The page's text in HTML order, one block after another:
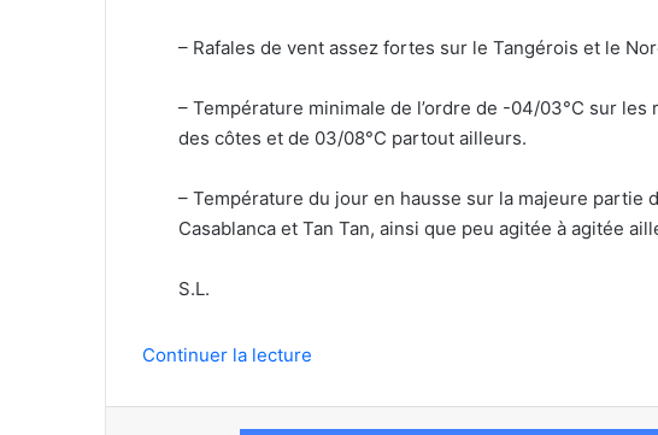
– Rafales de vent assez fortes sur le Tangérois et le
– Température minimale de l’ordre de -04/03°C sur
des côtes et de 03/08°C partout ailleurs.
– Température du jour en hausse sur la majeure
Casablanca et Tan Tan, ainsi que peu agitée à agitée
S.L.
Continuer la lecture